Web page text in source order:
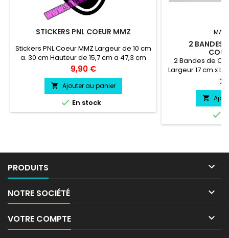
STICKERS PNL COEUR MMZ
Stickers PNL Coeur MMZ Largeur de 10 cm
a. 30 cm Hauteur de 15,7 cm a 47,3 cm
Prix
9,90 €
 Ajouter au panier
 En stock
2 BANDES
2 Bandes de
Largeur 17 cm x
Liserets 2 cm /
cm/ x
professionnel
l'eau, essence,
vie entre 3 et 5
livré


PRODUITS 
NOTRE SOCIÉTÉ 
VOTRE COMPTE 